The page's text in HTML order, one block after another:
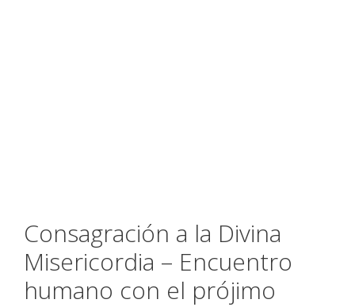
Consagración a la Divina
Misericordia – Encuentro
humano con el prójimo